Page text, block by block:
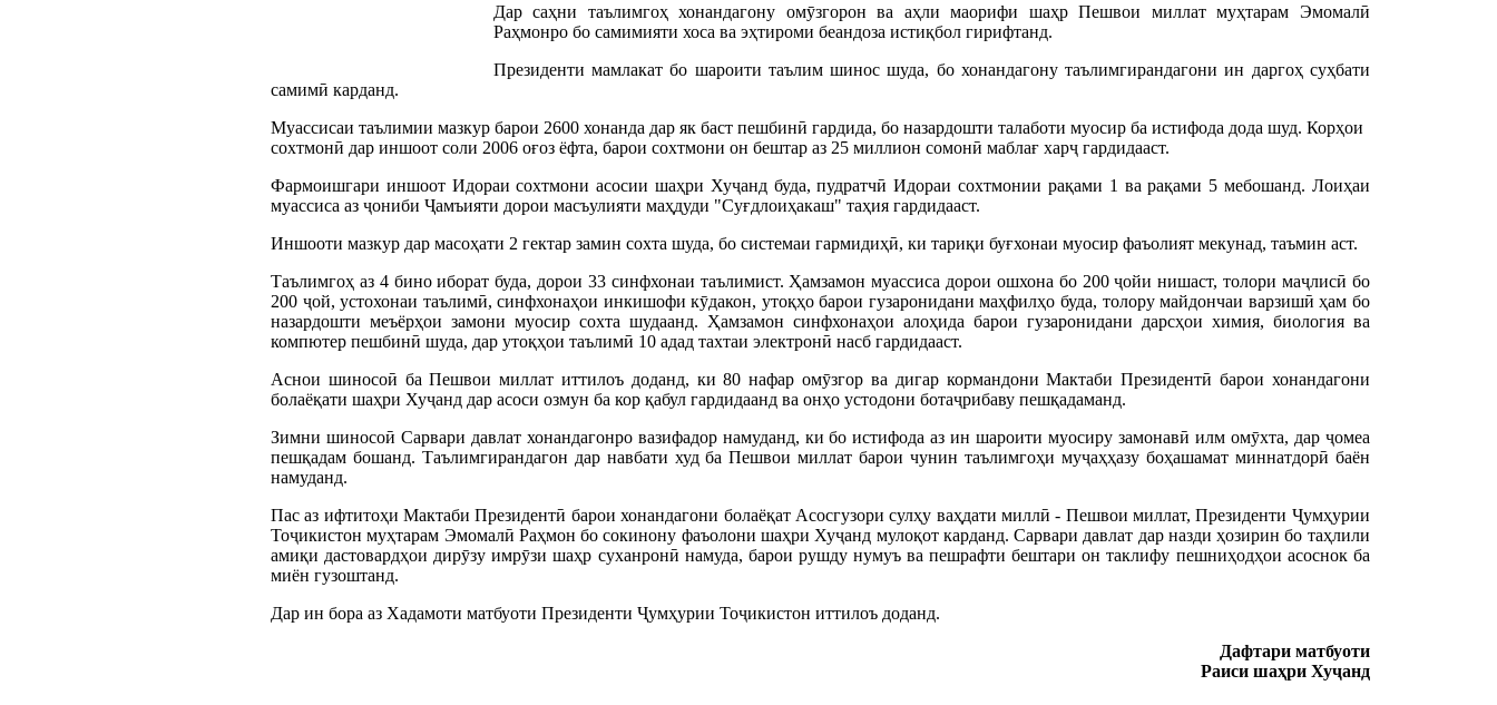
Дар саҳни таълимгоҳ хонандагону омӯзгорон ва аҳли маорифи шаҳр Пешвои миллат муҳтарам Эмомалӣ
Раҳмонро бо самимияти хоса ва эҳтироми беандоза истиқбол гирифтанд.
Президенти мамлакат бо шароити таълим шинос шуда, бо хонандагону таълимгирандагони ин даргоҳ суҳбати
самимӣ карданд.
Муассисаи таълимии мазкур барои 2600 хонанда дар як баст пешбинӣ гардида, бо назардошти талаботи муосир ба истифода дода шуд. Корҳои
сохтмонӣ дар иншоот соли 2006 оғоз ёфта, барои сохтмони он бештар аз 25 миллион сомонӣ маблағ харҷ гардидааст.
Фармоишгари иншоот Идораи сохтмони асосии шаҳри Хуҷанд буда, пудратчӣ Идораи сохтмонии рақами 1 ва рақами 5 мебошанд. Лоиҳаи
муассиса аз ҷониби Ҷамъияти дорои масъулияти маҳдуди "Суғдлоиҳакаш" таҳия гардидааст.
Иншооти мазкур дар масоҳати 2 гектар замин сохта шуда, бо системаи гармидиҳӣ, ки тариқи буғхонаи муосир фаъолият мекунад, таъмин аст.
Таълимгоҳ аз 4 бино иборат буда, дорои 33 синфхонаи таълимист. Ҳамзамон муассиса дорои ошхона бо 200 ҷойи нишаст, толори маҷлисӣ бо
200 ҷой, устохонаи таълимӣ, синфхонаҳои инкишофи кӯдакон, утоқҳо барои гузаронидани маҳфилҳо буда, толору майдончаи варзишӣ ҳам бо
назардошти меъёрҳои замони муосир сохта шудаанд. Ҳамзамон синфхонаҳои алоҳида барои гузаронидани дарсҳои химия, биология ва
компютер пешбинӣ шуда, дар утоқҳои таълимӣ 10 адад тахтаи электронӣ насб гардидааст.
Аснои шиносоӣ ба Пешвои миллат иттилоъ доданд, ки 80 нафар омӯзгор ва дигар кормандони Мактаби Президентӣ барои хонандагони
болаёқати шаҳри Хуҷанд дар асоси озмун ба кор қабул гардидаанд ва онҳо устодони ботаҷрибаву пешқадаманд.
Зимни шиносоӣ Сарвари давлат хонандагонро вазифадор намуданд, ки бо истифода аз ин шароити муосиру замонавӣ илм омӯхта, дар ҷомеа
пешқадам бошанд. Таълимгирандагон дар навбати худ ба Пешвои миллат барои чунин таълимгоҳи муҷаҳҳазу боҳашамат миннатдорӣ баён
намуданд.
Пас аз ифтитоҳи Мактаби Президентӣ барои хонандагони болаёқат Асосгузори сулҳу ваҳдати миллӣ - Пешвои миллат, Президенти Ҷумҳурии
Тоҷикистон муҳтарам Эмомалӣ Раҳмон бо сокинону фаъолони шаҳри Хуҷанд мулоқот карданд. Сарвари давлат дар назди ҳозирин бо таҳлили
амиқи дастовардҳои дирӯзу имрӯзи шаҳр суханронӣ намуда, барои рушду нумуъ ва пешрафти бештари он таклифу пешниҳодҳои асоснок ба
миён гузоштанд.
Дар ин бора аз Хадамоти матбуоти Президенти Ҷумҳурии Тоҷикистон иттилоъ доданд.
Дафтари матбуоти
Раиси шаҳри Хуҷанд